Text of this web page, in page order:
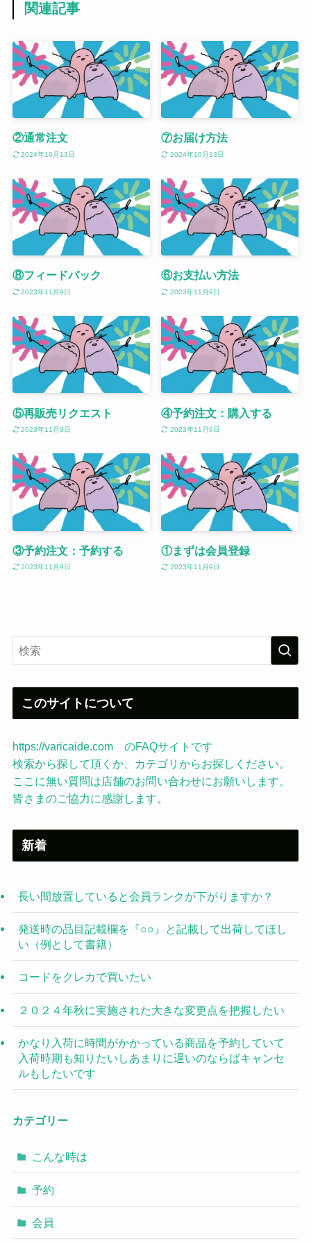
関連記事
②通常注文
2024年10月13日
⑦お届け方法
2024年10月13日
⑧フィードバック
2023年11月9日
⑥お支払い方法
2023年11月9日
⑤再販売リクエスト
2023年11月9日
④予約注文：購入する
2023年11月9日
③予約注文：予約する
2023年11月9日
①まずは会員登録
2023年11月9日
このサイトについて
https://varicaide.com のFAQサイトです
検索から探して頂くか、カテゴリからお探しください。
ここに無い質問は店舗のお問い合わせにお願いします。
皆さまのご協力に感謝します。
新着
長い間放置していると会員ランクが下がりますか？
発送時の品目記載欄を『○○』と記載して出荷してほし
い（例として書籍）
コードをクレカで買いたい
２０２４年秋に実施された大きな変更点を把握したい
かなり入荷に時間がかかっている商品を予約していて
入荷時期も知りたいしあまりに遅いのならばキャンセ
ルもしたいです
カテゴリー
こんな時は
予約
会員